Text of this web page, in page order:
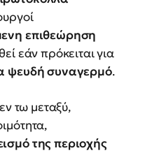
επιθεώρηση
εάν πρόκειται για
ψευδή συναγερμό.
τω μεταξύ,
της περιοχής